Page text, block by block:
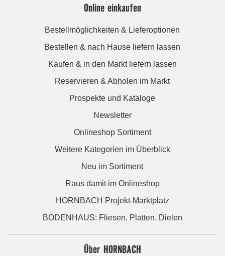
Online einkaufen
Bestellmöglichkeiten & Lieferoptionen
Bestellen & nach Hause liefern lassen
Kaufen & in den Markt liefern lassen
Reservieren & Abholen im Markt
Prospekte und Kataloge
Newsletter
Onlineshop Sortiment
Weitere Kategorien im Überblick
Neu im Sortiment
Raus damit im Onlineshop
HORNBACH Projekt-Marktplatz
BODENHAUS: Fliesen. Platten. Dielen
Über HORNBACH